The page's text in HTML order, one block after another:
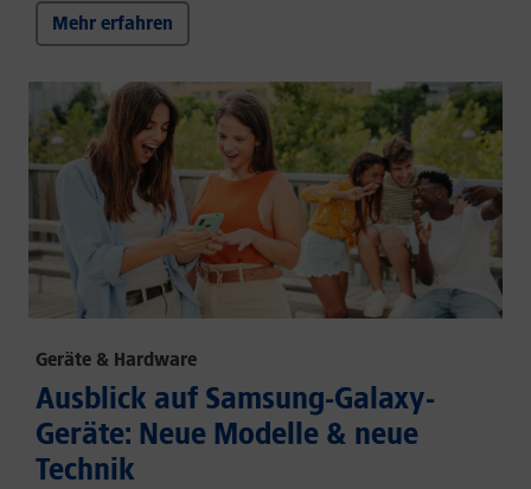
Mehr erfahren
Geräte & Hardware
Ausblick auf Samsung-Galaxy-
Geräte: Neue Modelle & neue
Technik